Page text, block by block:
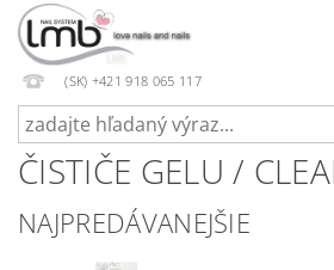
(SK) +421 918 065 117
ČISTIČE GELU /
NAJPREDÁVANEJŠIE